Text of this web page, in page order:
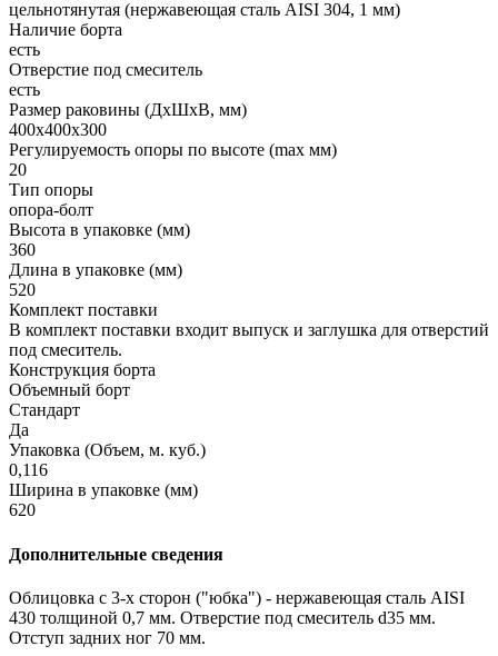
цельнотянутая (нержавеющая сталь AISI 304, 1 мм)
Наличие борта
есть
Отверстие под смеситель
есть
Размер раковины (ДхШхВ, мм)
400х400х300
Регулируемость опоры по высоте (max мм)
20
Тип опоры
опора-болт
Высота в упаковке (мм)
360
Длина в упаковке (мм)
520
Комплект поставки
В комплект поставки входит выпуск и заглушка для отверстий
под смеситель.
Конструкция борта
Объемный борт
Стандарт
Да
Упаковка (Объем, м. куб.)
0,116
Ширина в упаковке (мм)
620
Дополнительные сведения
Облицовка с 3-х сторон ("юбка") - нержавеющая сталь AISI
430 толщиной 0,7 мм. Отверстие под смеситель d35 мм.
Отступ задних ног 70 мм.